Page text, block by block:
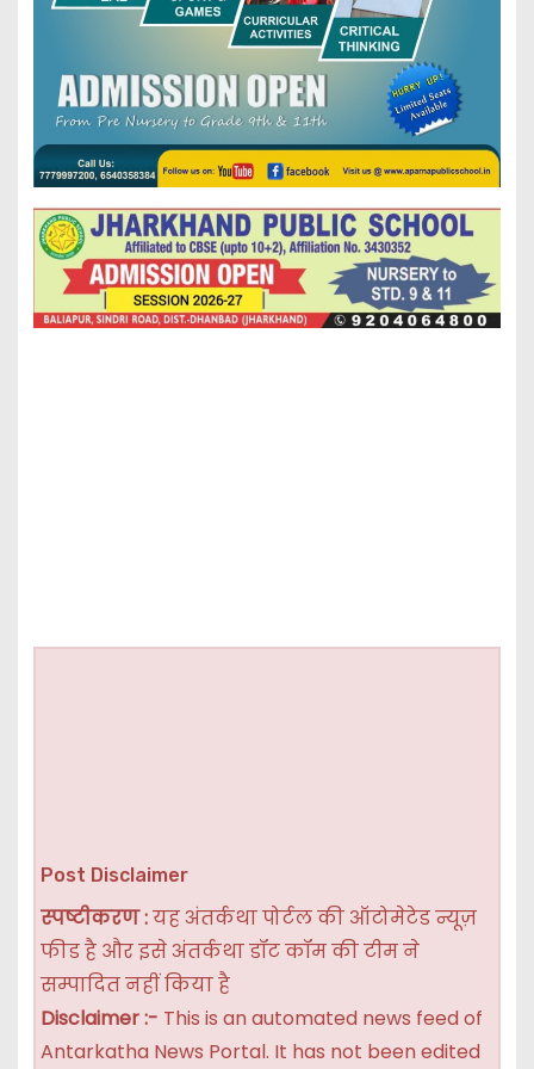
Post Disclaimer
स्पष्टीकरण :यह अंतर्कथा पोर्टल की ऑटोमेटेड न्यूज़
फीड है और इसे अंतर्कथा डॉट कॉम की टीम ने
सम्पादित नहीं किया है
Disclaimer :- This is an automated news feed of
Antarkatha News Portal. It has not been edited